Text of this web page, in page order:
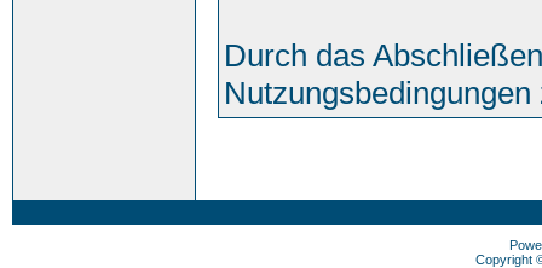
Durch das
Nutzungsbedingungen
Copyright